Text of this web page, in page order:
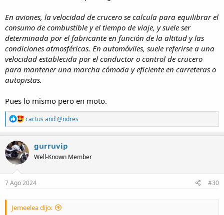
En aviones, la velocidad de crucero se calcula para equilibrar el
consumo de combustible y el tiempo de viaje, y suele ser
determinada por el fabricante en función de la altitud y las
condiciones atmosféricas. En automóviles, suele referirse a una
velocidad establecida por el conductor o control de crucero
para mantener una marcha cómoda y eficiente en carreteras o
autopistas.
Pues lo mismo pero en moto.
R
e
a
c
i
n
s
cactus and@ndres
gurruvip
Well-Known Member
7 Ago 2024 #30
Jemeelea dijo: